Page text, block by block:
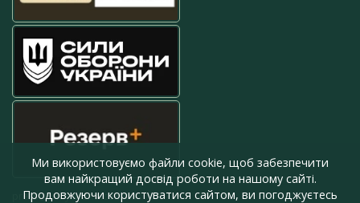
press@armyinform.com.ua
Ми використовуємо файли cookie, щоб забезпечити
вам найкращий досвід роботи на нашому сайті.
Продовжуючи користуватися сайтом, ви погоджуєтесь